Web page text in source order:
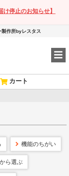
停止のお知らせ】
作所byレスタス
カート
機能のちがい
ら選ぶ